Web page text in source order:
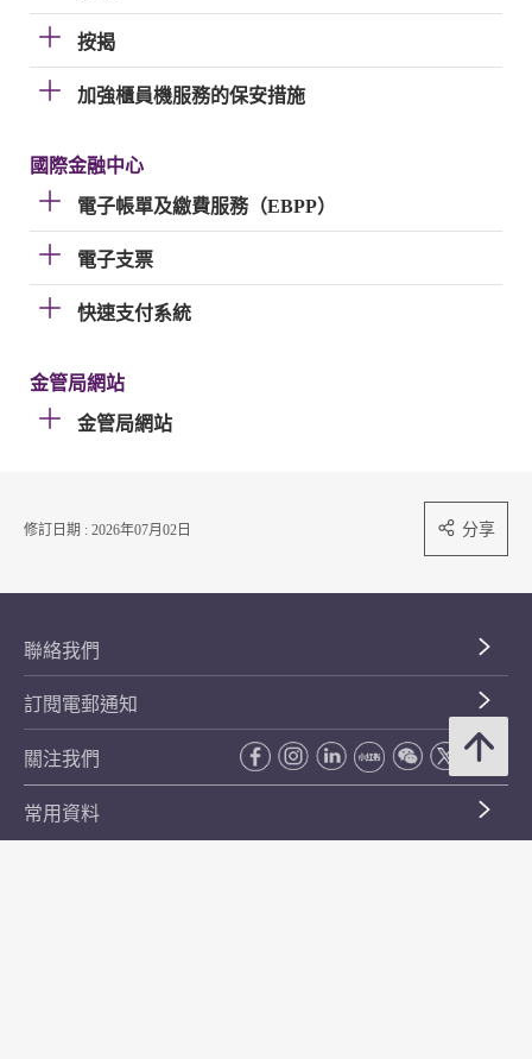
按揭
加強櫃員機服務的保安措施
國際金融中心
電子帳單及繳費服務（EBPP）
電子支票
快速支付系統
金管局網站
金管局網站
修訂日期 : 2026年07月02日 分享
聯絡我們
訂閱電郵通知
關注我們
常用資料